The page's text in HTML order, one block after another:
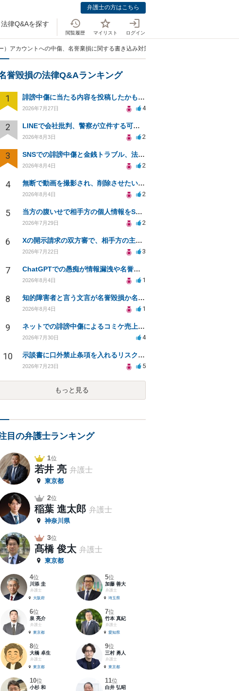
弁護士の方はこちら
法律Q&Aを探す
閲覧履歴 マイリスト ログイン
）アカウントへの中傷、名誉棄損に関する書き込み対策について」
誉毀損の法律Q&Aランキング
1 誹謗中傷に当たる内容を投稿したかもしれない。開示請求や民事刑事裁判に発展しうるのか教えて欲しい。
2026年7月27日 4
2 LINEで会社批判、警察が立件する可能性は？
2026年8月3日 2
3 SNSでの誹謗中傷と金銭トラブル、法的対応の相談
2026年8月4日 2
4 無断で動画を撮影され、削除させたいが連絡が返ってこない。
2026年8月4日 2
5 当方の腹いせで相手方の個人情報をSNSで晒してしまい名誉毀損させてしまったかもしれない
2026年7月29日 2
6 Xの開示請求の双方審で、相手方の主張が口頭ばかりで把握しきれません
2026年7月22日 3
7 ChatGPTでの愚痴が情報漏洩や名誉毀損に該当するか確認したい
2026年8月4日 1
8 知的障害者と言う文言が名誉毀損か名誉感情の侵害になるか教えてほしい。
2026年8月4日 1
9 ネットでの誹謗中傷によるコミケ売上減少、損害賠償は可能か？
2026年7月30日 4
10 示談書に口外禁止条項を入れるリスクはありますか？
2026年7月23日 5
もっと見る
目の弁護士ランキング
1位
若井 亮 弁護士
東京都
2位
稲葉 進太郎 弁護士
神奈川県
3位
髙橋 俊太 弁護士
東京都
4位
川添 圭
弁護士
大阪府
5位
加藤 善大
弁護士
埼玉県
6位
泉 亮介
弁護士
東京都
7位
竹本 真紀
弁護士
愛知県
8位
大橋 卓生
弁護士
東京都
9位
三村 勇人
弁護士
東京都
10位
小杉 和
11位
白井 弘昭